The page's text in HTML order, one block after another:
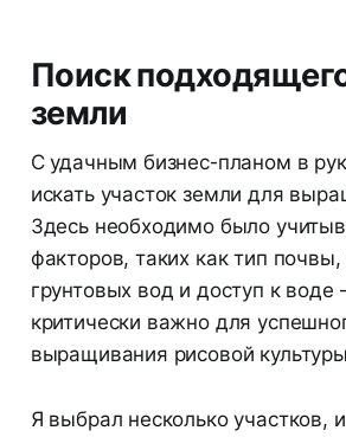
Поиск
земли
С удачным бизнес-планом в
искать участок земли для
Здесь необходимо было
факторов, таких как тип почвы,
грунтовых вод и доступ к воде
критически важно для
выращивания рисовой
Я выбрал несколько участков,